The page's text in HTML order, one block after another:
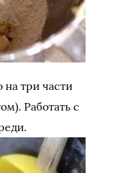
на три части
Работать с